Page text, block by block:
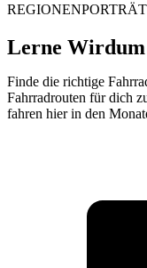
REGIONENPORTRÄT
Lerne Wirdum
Finde die richtige
Fahrradrouten für dich
fahren hier in den